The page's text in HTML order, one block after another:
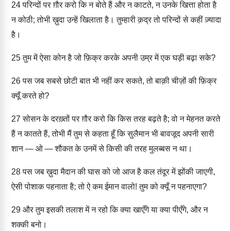
24परिन्दों पर ग़ौर करो कि न बोते हैं और न काटते, न उनके खित्ता होता है
न कोठी; तोभी ख़ुदा उन्हें खिलाता है। तुम्हारी क़द्र तो परिन्दों से कहीं ज़्यादा
है।
25तुम में ऐसा कोन है जो फ़िक्र करके अपनी उम्र में एक घड़ी बढ़ा सके?
26पस जब सबसे छोटी बात भी नहीं कर सकते, तो बाक़ी चीज़ों की फ़िक्र
क्यूँ करते हो?
27 सोसन के दरख़्तों पर ग़ौर करो कि किस तरह बढ़ते है; वो न मेहनत करते
हैं न कातते हैं, तोभी मैं तुम से कहता हूँ कि सुलैमान भी बावजूद अपनी सारी
शान — ओ — शौकत के उनमें से किसी की तरह मुलब्बस न था।
28पस जब ख़ुदा मैदान की घास को जो आज है कल तंदूर में झोंकी जाएगी,
ऐसी पोशाक पहनाता है; तो ऐ कम ईमान वालो! तुम को क्यूँ न पहनाएगा?
29 और तुम इसकी तलाश में न रहो कि क्या खाएँगे या क्या पीएँगे, और न
शक्की बनो।